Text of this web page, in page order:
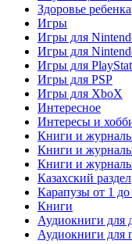
Здоровье ребенка
Игры
Игры для
Игры для
Игры для
Игры для PSP
Игры для XboX
Интересное
Интересы и
Книги и
Книги и
Книги и
Казахский раздел
Карапузы от 1 до
Книги
Аудиокниги для
Аудиокниги для